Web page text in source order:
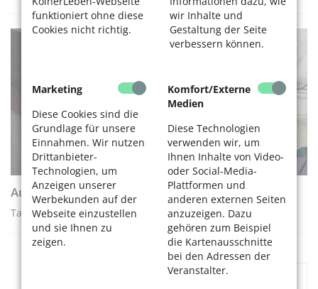
funktioniert ohne diese
Cookies nicht richtig.
wir Inhalte und
Gestaltung der Seite
verbessern können.
Marketing
Diese Cookies sind die
Grundlage für unsere
Einnahmen. Wir nutzen
Drittanbieter-
Technologien, um
Anzeigen unserer
Werbekunden auf der
Webseite einzustellen
und sie Ihnen zu
zeigen.
Komfort/Externe
Medien
Diese Technologien
verwenden wir, um
Ihnen Inhalte von Video-
oder Social-Media-
Plattformen und
anderen externen Seiten
anzuzeigen. Dazu
gehören zum Beispiel
die Kartenausschnitte
bei den Adressen der
Veranstalter.
Augen auf und Tasche zu!
Taschendiebstähle in Köln sind zurückgegangen.
«